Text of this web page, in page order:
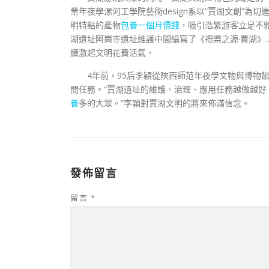
業年夜學漯河工學院藝術design系以“賈湖文創”為
明特點的產物包養一個月價錢 ，吸引浩繁游客立足
湖遺址阿崗寺遺址維護中間編寫了《禮樂之源·賈湖
續激起文明花費活氣。
4年前，95后李穎從陜西師范年夜學文物與博物
間任務。“賈湖遺址的維護、治理、應用任務越做越
養多的大眾。”李穎對賈湖文明的將來佈滿信念。
發佈留言
留言 *